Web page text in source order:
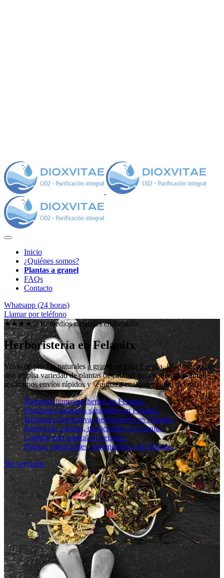
Inicio
¿Quiénes somos?
Plantas a granel
FAQs
Contacto
Whatsapp (24 horas)
Llamar por teléfono
★★★★✩ Remedios naturales en Felanitx
Herboristería en Felanitx
Venta de plantas naturalesa granel en toda España. Disponemos de
una amplia variedad de plantas de calidad para remedios naturales y
realizamos envíos rápidos y seguros a cualquier punto del país.
Bienestar femenino herbal en Felanitx.
Infusiones naturales saludables en Felanitx.
Infusiones depurativas herboristería en Felanitx.
Relajación, plantas, medicinales en Felanitx.
Cuidado piel natural en Felanitx.
Plantas, medicinales, inmunológico en Felanitx.
Ver servicios